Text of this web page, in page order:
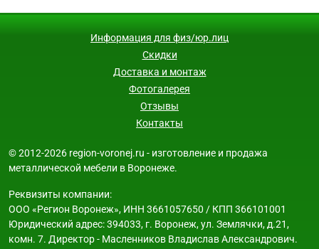
Информация для физ/юр.лиц
Скидки
Доставка и монтаж
Фотогалерея
Отзывы
Контакты
© 2012-2026 region-voronej.ru - изготовление и продажа
металлической мебели в Воронеже.
Реквизиты компании:
ООО «Регион Воронеж», ИНН 3661057650 / КПП 366101001
Юридический адрес: 394033, г. Воронеж, ул. Землячки, д.21,
комн. 7. Директор - Масленников Владислав Александрович.